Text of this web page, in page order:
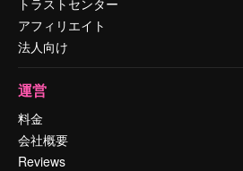
トラストセンター
アフィリエイト
法人向け
運営
料金
会社概要
Reviews